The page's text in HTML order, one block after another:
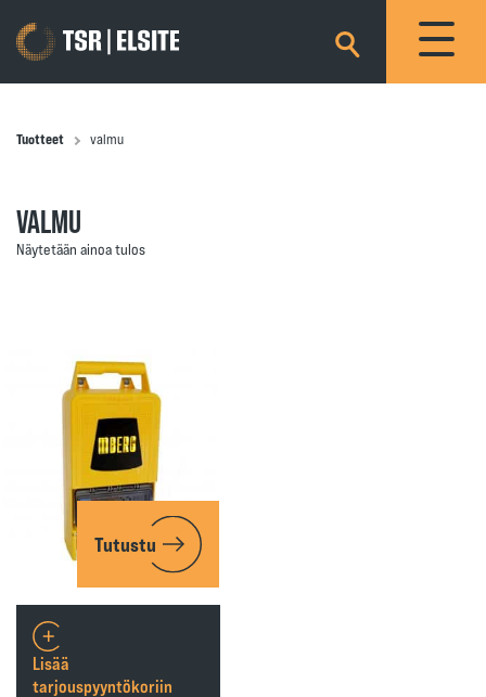
×
Tuotteet valmu
VALMU
Näytetään ainoa tulos
Tutustu
Lisää
tarjouspyyntökoriin